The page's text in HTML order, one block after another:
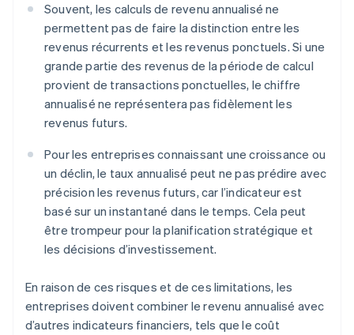
Souvent, les calculs de revenu annualisé ne
permettent pas de faire la distinction entre les
revenus récurrents et les revenus ponctuels. Si une
grande partie des revenus de la période de calcul
provient de transactions ponctuelles, le chiffre
annualisé ne représentera pas fidèlement les
revenus futurs.
Pour les entreprises connaissant une croissance ou
un déclin, le taux annualisé peut ne pas prédire avec
précision les revenus futurs, car l’indicateur est
basé sur un instantané dans le temps. Cela peut
être trompeur pour la planification stratégique et
les décisions d’investissement.
En raison de ces risques et de ces limitations, les
entreprises doivent combiner le revenu annualisé avec
d’autres indicateurs financiers, tels que le coût